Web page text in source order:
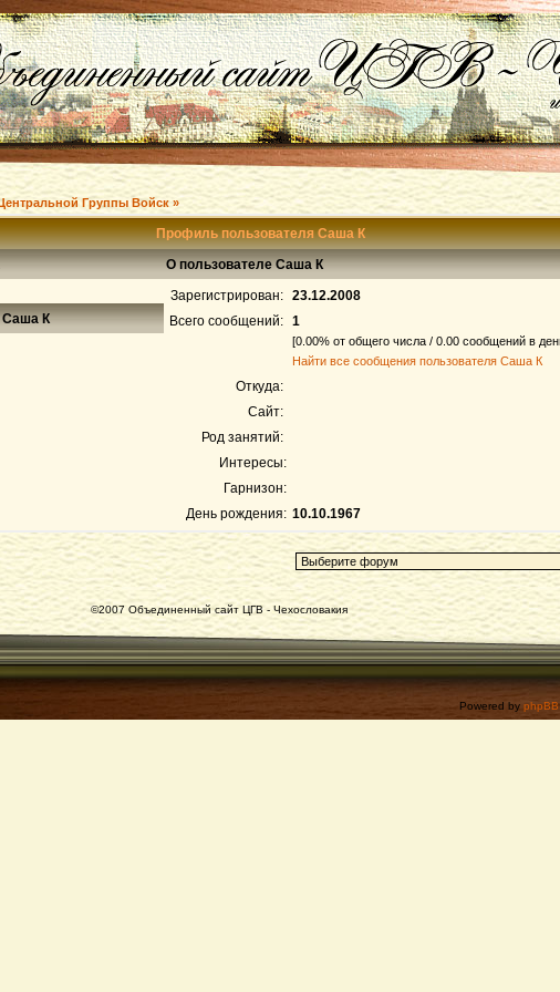
Группы Войск »
Профиль пользователя Саша К
О пользователе Саша К
Зарегистрирован: 23.12.2008
Всего сообщений: 1
[0.00% от общего числа / 0.00 сообщений в
Найти все сообщения пользователя Саша К
Откуда:
Сайт:
Род занятий:
Интересы:
Гарнизон:
День рождения: 10.10.1967
Саша К
©2007 Объединенный сайт ЦГВ - Чехословакия
Powered by phpBB